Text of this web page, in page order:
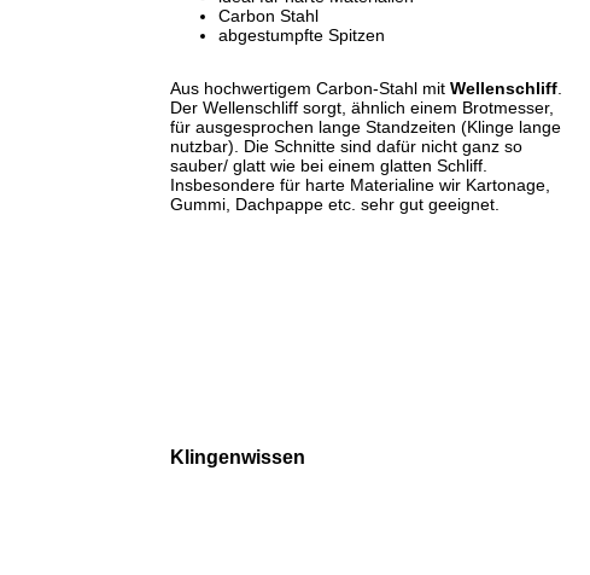
Carbon Stahl
abgestumpfte Spitzen
Aus hochwertigem Carbon-Stahl mit Wellenschliff.
Der Wellenschliff sorgt, ähnlich einem Brotmesser,
für ausgesprochen lange Standzeiten (Klinge lange
nutzbar). Die Schnitte sind dafür nicht ganz so
sauber/ glatt wie bei einem glatten Schliff.
Insbesondere für harte Materialine wir Kartonage,
Gummi, Dachpappe etc. sehr gut geeignet.
Klingenwissen